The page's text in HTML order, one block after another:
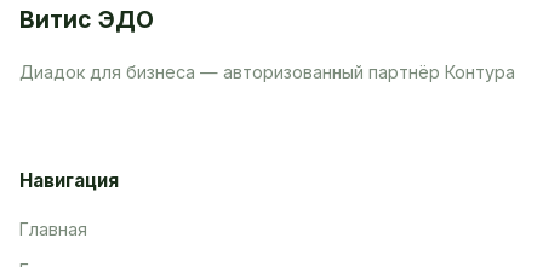
Витис ЭДО
Диадок для бизнеса — авторизованный партнёр Контура
Навигация
Главная